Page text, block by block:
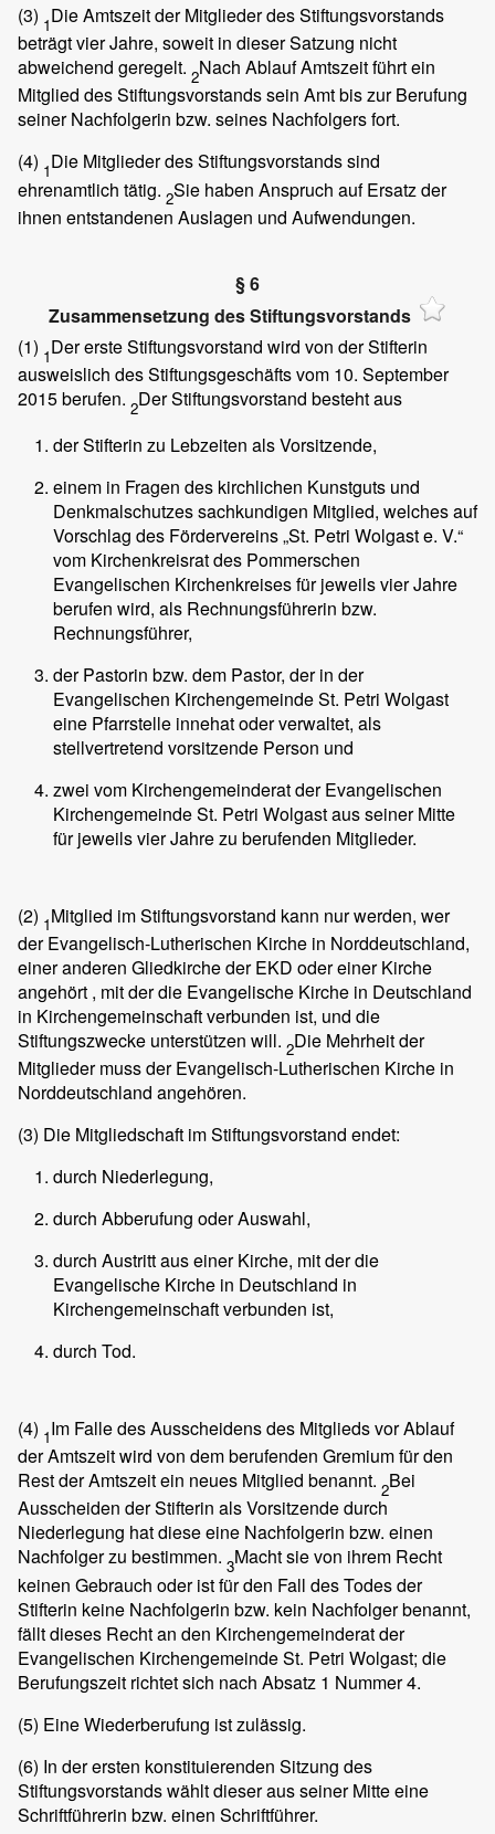
(3) 1Die Amtszeit der Mitglieder des Stiftungsvorstands
beträgt vier Jahre, soweit in dieser Satzung nicht
abweichend geregelt. 2Nach Ablauf Amtszeit führt ein
Mitglied des Stiftungsvorstands sein Amt bis zur Berufung
seiner Nachfolgerin bzw. seines Nachfolgers fort.
(4) 1Die Mitglieder des Stiftungsvorstands sind
ehrenamtlich tätig. 2Sie haben Anspruch auf Ersatz der
ihnen entstandenen Auslagen und Aufwendungen.
§ 6
Zusammensetzung des Stiftungsvorstands
(1) 1Der erste Stiftungsvorstand wird von der Stifterin
ausweislich des Stiftungsgeschäfts vom 10. September
2015 berufen. 2Der Stiftungsvorstand besteht aus
der Stifterin zu Lebzeiten als Vorsitzende,
einem in Fragen des kirchlichen Kunstguts und
Denkmalschutzes sachkundigen Mitglied, welches auf
Vorschlag des Fördervereins „St. Petri Wolgast e. V.“
vom Kirchenkreisrat des Pommerschen
Evangelischen Kirchenkreises für jeweils vier Jahre
berufen wird, als Rechnungsführerin bzw.
Rechnungsführer,
der Pastorin bzw. dem Pastor, der in der
Evangelischen Kirchengemeinde St. Petri Wolgast
eine Pfarrstelle innehat oder verwaltet, als
stellvertretend vorsitzende Person und
zwei vom Kirchengemeinderat der Evangelischen
Kirchengemeinde St. Petri Wolgast aus seiner Mitte
für jeweils vier Jahre zu berufenden Mitglieder.
(2) 1Mitglied im Stiftungsvorstand kann nur werden, wer
der Evangelisch-Lutherischen Kirche in Norddeutschland,
einer anderen Gliedkirche der EKD oder einer Kirche
angehört , mit der die Evangelische Kirche in Deutschland
in Kirchengemeinschaft verbunden ist, und die
Stiftungszwecke unterstützen will. 2Die Mehrheit der
Mitglieder muss der Evangelisch-Lutherischen Kirche in
Norddeutschland angehören.
(3) Die Mitgliedschaft im Stiftungsvorstand endet:
durch Niederlegung,
durch Abberufung oder Auswahl,
durch Austritt aus einer Kirche, mit der die
Evangelische Kirche in Deutschland in
Kirchengemeinschaft verbunden ist,
durch Tod.
(4) 1Im Falle des Ausscheidens des Mitglieds vor Ablauf
der Amtszeit wird von dem berufenden Gremium für den
Rest der Amtszeit ein neues Mitglied benannt. 2Bei
Ausscheiden der Stifterin als Vorsitzende durch
Niederlegung hat diese eine Nachfolgerin bzw. einen
Nachfolger zu bestimmen. 3Macht sie von ihrem Recht
keinen Gebrauch oder ist für den Fall des Todes der
Stifterin keine Nachfolgerin bzw. kein Nachfolger benannt,
fällt dieses Recht an den Kirchengemeinderat der
Evangelischen Kirchengemeinde St. Petri Wolgast; die
Berufungszeit richtet sich nach Absatz 1 Nummer 4.
(5) Eine Wiederberufung ist zulässig.
(6) In der ersten konstituierenden Sitzung des
Stiftungsvorstands wählt dieser aus seiner Mitte eine
Schriftführerin bzw. einen Schriftführer.